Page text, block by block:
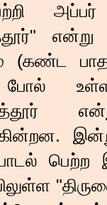
என்று
(கண்ட பாத
போல்